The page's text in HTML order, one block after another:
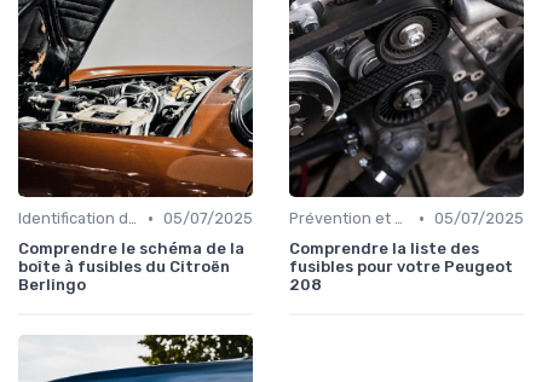
Identification de la Pièce Nécessaire • 05/07/2025
Comprendre le schéma de la
boîte à fusibles du Citroën
Berlingo
Prévention et Diagnostic des Pannes • 05/07/2025
Comprendre la liste des
fusibles pour votre Peugeot
208